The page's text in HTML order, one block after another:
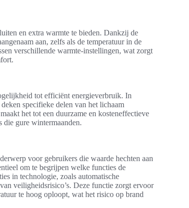
en extra warmte te bieden. Dankzij de
aan, zelfs als de temperatuur in de
verschillende warmte-instellingen, wat zorgt
tot efficiënt energieverbruik. In
specifieke delen van het lichaam
het tot een duurzame en kosteneffectieve
gure wintermaanden.
voor gebruikers die waarde hechten aan
om te begrijpen welke functies de
in technologie, zoals automatische
veiligheidsrisico’s. Deze functie zorgt ervoor
te hoog oploopt, wat het risico op brand